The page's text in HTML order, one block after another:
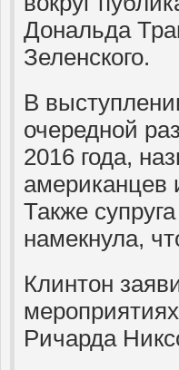
Дональда
Зеленского.
В
очередной
2016 года,
американцев
Также
намекнула,
Клинтон
Ричарда